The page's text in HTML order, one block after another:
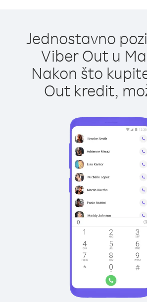
Jednostavno
Viber Out u
Nakon što
Out kredit,